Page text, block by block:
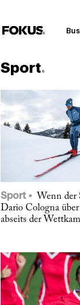
Sport
Sport
Wenn der
Dario Cologna über
abseits der